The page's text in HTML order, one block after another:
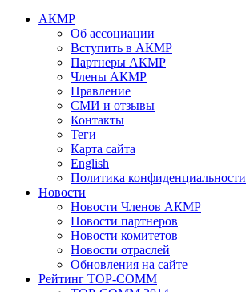
АКМР
Об ассоциации
Вступить в АКМР
Партнеры АКМР
Члены АКМР
Правление
СМИ и отзывы
Контакты
Теги
Карта сайта
English
Политика конфиденциальности
Новости
Новости Членов АКМР
Новости партнеров
Новости комитетов
Новости отраслей
Обновления на сайте
Рейтинг TOP-COMM